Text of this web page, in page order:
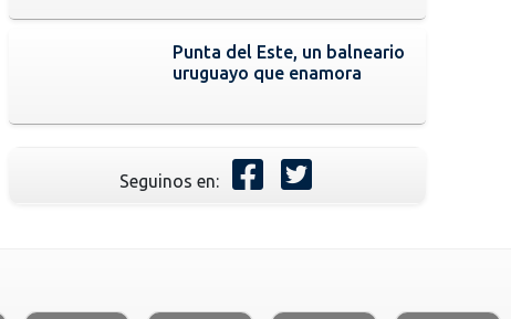
Punta del Este, un balneario
uruguayo que enamora
Seguinos en: